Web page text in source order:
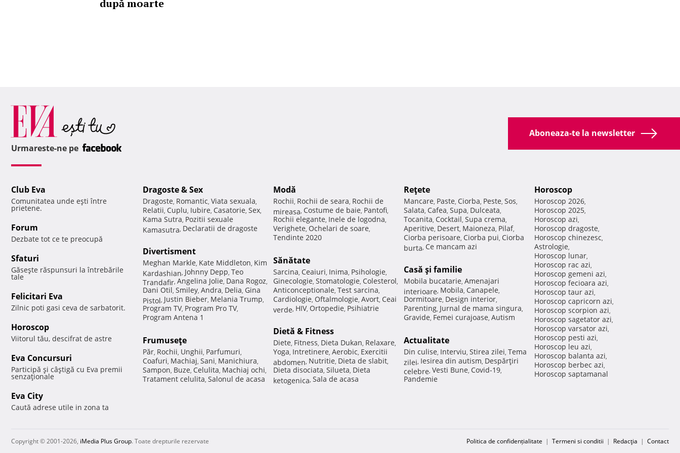
după moarte
Aboneaza-te la newsletter
Urmareste-ne pe
Club Eva
Comunitatea unde eşti între
prietene.
Forum
Dezbate tot ce te preocupă
Sfaturi
Găseşte răspunsuri la întrebările
tale
Felicitari Eva
Zilnic poti gasi ceva de sarbatorit.
Horoscop
Viitorul tău, descifrat de astre
Eva Concursuri
Participă şi câştigă cu Eva premii
senzaţionale
Eva City
Caută adrese utile in zona ta
Dragoste & Sex
Dragoste, Romantic, Viata sexuala,
Relatii, Cuplu, Iubire, Casatorie, Sex,
Kama Sutra, Pozitii sexuale
Kamasutra, Declaratii de dragoste
Divertisment
Meghan Markle, Kate Middleton, Kim
Kardashian, Johnny Depp, Teo
Trandafir, Angelina Jolie, Dana Rogoz,
Dani Otil, Smiley, Andra, Delia, Gina
Pistol, Justin Bieber, Melania Trump,
Program TV, Program Pro TV,
Program Antena 1
Frumuseţe
Păr, Rochii, Unghii, Parfumuri,
Coafuri, Machiaj, Sani, Manichiura,
Sampon, Buze, Celulita, Machiaj ochi,
Tratament celulita, Salonul de acasa
Modă
Rochii, Rochii de seara, Rochii de
mireasa, Costume de baie, Pantofi,
Rochii elegante, Inele de logodna,
Verighete, Ochelari de soare,
Tendinte 2020
Sănătate
Sarcina, Ceaiuri, Inima, Psihologie,
Ginecologie, Stomatologie, Colesterol,
Anticonceptionale, Test sarcina,
Cardiologie, Oftalmologie, Avort, Ceai
verde, HIV, Ortopedie, Psihiatrie
Dietă & Fitness
Diete, Fitness, Dieta Dukan, Relaxare,
Yoga, Intretinere, Aerobic, Exercitii
abdomen, Nutritie, Dieta de slabit,
Dieta disociata, Silueta, Dieta
ketogenica, Sala de acasa
Reţete
Mancare, Paste, Ciorba, Peste, Sos,
Salata, Cafea, Supa, Dulceata,
Tocanita, Cocktail, Supa crema,
Aperitive, Desert, Maioneza, Pilaf,
Ciorba perisoare, Ciorba pui, Ciorba
burta, Ce mancam azi
Casă şi familie
Mobila bucatarie, Amenajari
interioare, Mobila, Canapele,
Dormitoare, Design interior,
Parenting, Jurnal de mama singura,
Gravide, Femei curajoase, Autism
Actualitate
Din culise, Interviu, Stirea zilei, Tema
zilei, Iesirea din autism, Despărţiri
celebre, Vesti Bune, Covid-19,
Pandemie
Horoscop
Horoscop 2026,
Horoscop 2025,
Horoscop azi,
Horoscop dragoste,
Horoscop chinezesc,
Astrologie,
Horoscop lunar,
Horoscop rac azi,
Horoscop gemeni azi,
Horoscop fecioara azi,
Horoscop taur azi,
Horoscop capricorn azi,
Horoscop scorpion azi,
Horoscop sagetator azi,
Horoscop varsator azi,
Horoscop pesti azi,
Horoscop leu azi,
Horoscop balanta azi,
Horoscop berbec azi,
Horoscop saptamanal
Copyright © 2001-2026, iMedia Plus Group. Toate drepturile rezervate Politica de confidențialitate | Termeni si conditii | Redacţia | Contact